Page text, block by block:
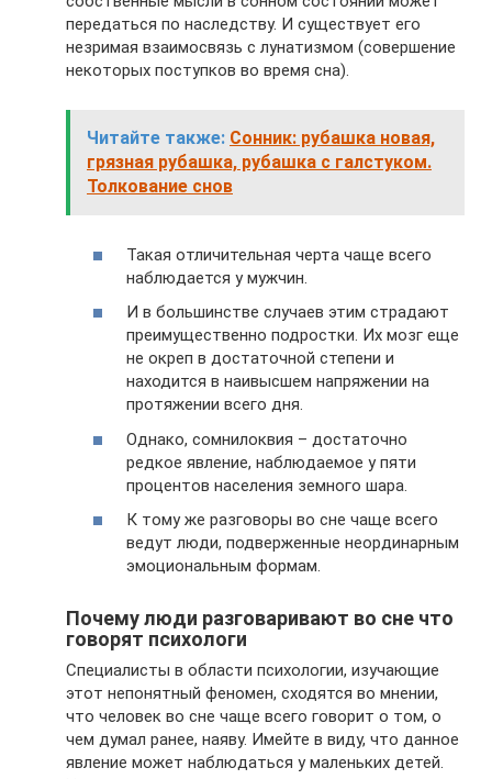
передаться по наследству. И существует его
незримая взаимосвязь с лунатизмом (совершение
некоторых поступков во время сна).
Читайте также: Сонник: рубашка новая,
грязная рубашка, рубашка с галстуком.
Толкование снов
Такая отличительная черта чаще всего
наблюдается у мужчин.
И в большинстве случаев этим страдают
преимущественно подростки. Их мозг еще
не окреп в достаточной степени и
находится в наивысшем напряжении на
протяжении всего дня.
Однако, сомнилоквия – достаточно
редкое явление, наблюдаемое у пяти
процентов населения земного шара.
К тому же разговоры во сне чаще всего
ведут люди, подверженные неординарным
эмоциональным формам.
Почему люди разговаривают во сне что
говорят психологи
Специалисты в области психологии, изучающие
этот непонятный феномен, сходятся во мнении,
что человек во сне чаще всего говорит о том, о
чем думал ранее, наяву. Имейте в виду, что данное
явление может наблюдаться у маленьких детей.